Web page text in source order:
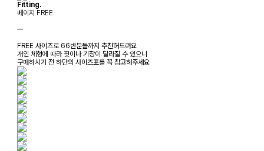
Fitting.
베이지 FREE
ㅡ
FREE 사이즈로 66반분들까지 추천해드려요
개인 체형에 따라 핏이나 기장이 달라질 수 있으니
구매하시기 전 하단의 사이즈표를 꼭 참고해주세요